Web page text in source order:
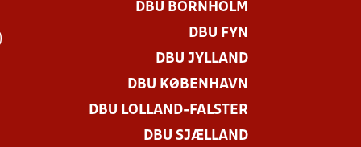
DBU BORNHOLM
DBU FYN
DBU JYLLAND
DBU KØBENHAVN
DBU LOLLAND-FALSTER
DBU SJÆLLAND